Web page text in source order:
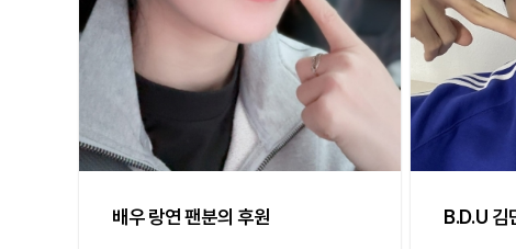
배우 랑연 팬분의 후원 B.D.U 김